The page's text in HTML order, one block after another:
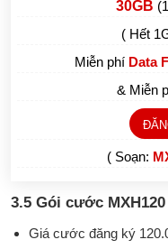
30GB
( Hết
Miễn phí Data
& Miễn
( Soạn:
3.5 Gói cước
Giá cước đăng ký